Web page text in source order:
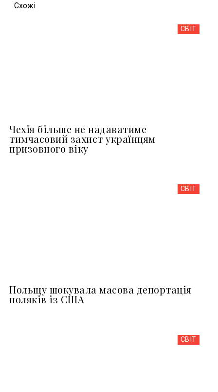
Схожi
СВІТ
Чехія більше не надаватиме
тимчасовий захист українцям
призовного віку
СВІТ
Польщу шокувала масова депортація
поляків із США
СВІТ